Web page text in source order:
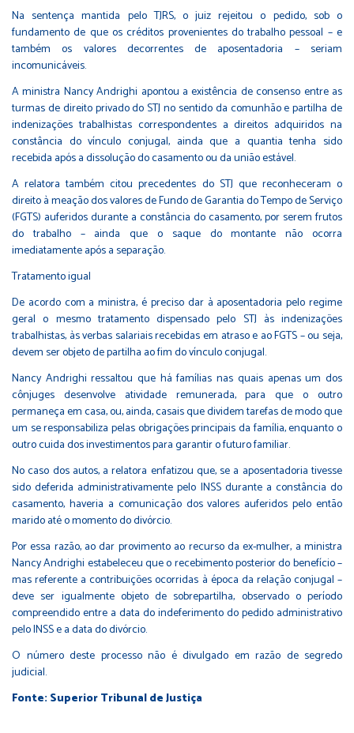
Na sentença mantida pelo TJRS, o juiz rejeitou o pedido, sob o
fundamento de que os créditos provenientes do trabalho pessoal – e
também os valores decorrentes de aposentadoria – seriam
incomunicáveis.
A ministra Nancy Andrighi apontou a existência de consenso entre as
turmas de direito privado do STJ no sentido da comunhão e partilha de
indenizações trabalhistas correspondentes a direitos adquiridos na
constância do vínculo conjugal, ainda que a quantia tenha sido
recebida após a dissolução do casamento ou da união estável.
A relatora também citou precedentes do STJ que reconheceram o
direito à meação dos valores de Fundo de Garantia do Tempo de Serviço
(FGTS) auferidos durante a constância do casamento, por serem frutos
do trabalho – ainda que o saque do montante não ocorra
imediatamente após a separação.
Trata​​mento igual
De acordo com a ministra, é preciso dar à aposentadoria pelo regime
geral o mesmo tratamento dispensado pelo STJ às indenizações
trabalhistas, às verbas salariais recebidas em atraso e ao FGTS – ou seja,
devem ser objeto de partilha ao fim do vínculo conjugal.
Nancy Andrighi ressaltou que há famílias nas quais apenas um dos
cônjuges desenvolve atividade remunerada, para que o outro
permaneça em casa, ou, ainda, casais que dividem tarefas de modo que
um se responsabiliza pelas obrigações principais da família, enquanto o
outro cuida dos investimentos para garantir o futuro familiar.
No caso dos autos, a relatora enfatizou que, se a aposentadoria tivesse
sido deferida administrativamente pelo INSS durante a constância do
casamento, haveria a comunicação dos valores auferidos pelo então
marido até o momento do divórcio.
Por essa razão, ao dar provimento ao recurso da ex-mulher, a ministra
Nancy Andrighi estabeleceu que o recebimento posterior do benefício –
mas referente a contribuições ocorridas à época da relação conjugal –
deve ser igualmente objeto de sobrepartilha, observado o período
compreendido entre a data do indeferimento do pedido administrativo
pelo INSS e a data do divórcio.
O número deste processo não é divulgado em razão de segredo
judicial.
Fonte: Superior Tribunal de Justiça